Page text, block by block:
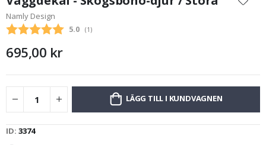
början
av
bildgalleriet
Namly Design
Snittbetyg:
5.0 (röster:
1 )
695,00 kr
LÄGG TILL I KUNDVAGNEN
ID 3374